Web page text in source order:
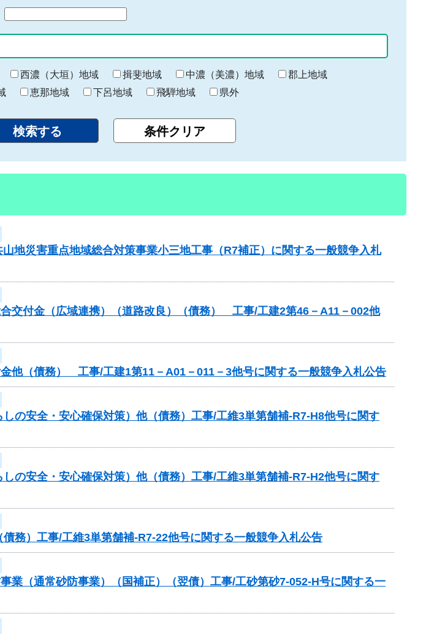
終
わ
り
西濃（大垣）地域 揖斐地域 中濃（美濃）地域
郡上地域
恵那地域 下呂地域 飛騨地域 県外
山地災害重点地域総合対策事業小三地工事（R7補正）に関する一般競争入札
交付金（広域連携）（道路改良）（債務） 工事/工建2第46－A11－002他
他（債務） 工事/工建1第11－A01－011－3他号に関する一般競争入札公告
しの安全・安心確保対策）他（債務）工事/工維3単第舗補-R7-H8他号に関す
しの安全・安心確保対策）他（債務）工事/工維3単第舗補-R7-H2他号に関す
務）工事/工維3単第舗補-R7-22他号に関する一般競争入札公告
業（通常砂防事業）（国補正）（翌債）工事/工砂第砂7-052-H号に関する一